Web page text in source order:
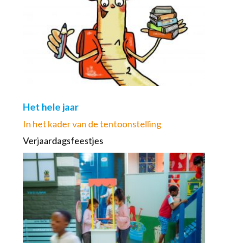
Het hele jaar
In het kader van de tentoonstelling
Verjaardagsfeestjes